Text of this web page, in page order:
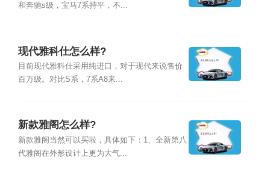
和奔驰s级，宝马7系持平，不...
现代雅科仕怎么样?
目前现代雅科仕采用纯进口，对于现代来说售价
百万级。对比S系，7系A8来...
新款雅阁怎么样?
新款雅阁当然可以买啦，具体如下：1、全新第八
代雅阁在外形设计上更为大气...